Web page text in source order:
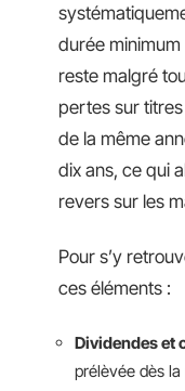
durée minimum
reste malgré
pertes sur
de la même
dix ans, ce qui
revers sur les
Pour s’y
ces éléments :
Dividendes et
prélèvée dès